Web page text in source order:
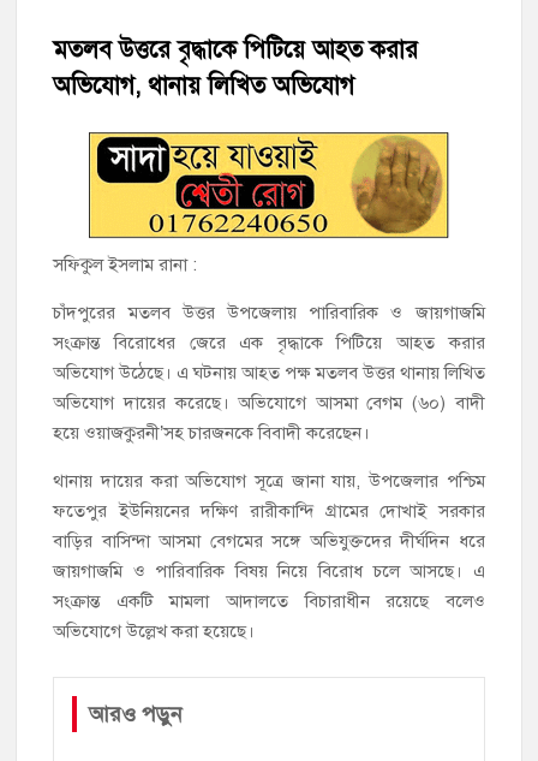
‘জনগণের ভোটে নির্বাচিত হয়ে ফরিদগঞ্জের উন্নয়নে কাজ করছি’ :
আলহাজ্ব এমএ হান্নান এমপি
নৌ পুলিশ ফাঁড়ির নাকের ডগায় কারেন্ট জালের দাপট, মতলবে প্রকাশ্যে
নিষিদ্ধ জাল মেরামত ও মাছ শিকার
‘জনগণের হাতে রাষ্ট্রের মালিকানা ফিরিয়ে দিতে বিএনপি সরকার
অঙ্গীকারাবদ্ধ’
মতলব উত্তরে সোনালী লাইফ ইন্সুইরেন্স কোম্পানী লিমিটেডের মরণোত্তর
চেক বিতরণ
হাজীগঞ্জ ডিগ্রি কলেজ গভীর শ্রদ্ধার সঙ্গে জুলাই গণঅভ্যুত্থানের সকল
শহীদকে স্মরণ
হাজীগঞ্জের যুবধারা সমবায় ক্ষুদ্রঋণ পুনরায় চালু করে মানুষের আমানতের
টাকা পরিশোধ করা হবে
মতলব উত্তরে বৃদ্ধাকে পিটিয়ে আহত করার
অভিযোগ, থানায় লিখিত অভিযোগ
সফিকুল ইসলাম রানা :
চাঁদপুরের মতলব উত্তর উপজেলায় পারিবারিক ও জায়গাজমি
সংক্রান্ত বিরোধের জেরে এক বৃদ্ধাকে পিটিয়ে আহত করার
অভিযোগ উঠেছে। এ ঘটনায় আহত পক্ষ মতলব উত্তর থানায় লিখিত
অভিযোগ দায়ের করেছে। অভিযোগে আসমা বেগম (৬০) বাদী
হয়ে ওয়াজকুরনী’সহ চারজনকে বিবাদী করেছেন।
থানায় দায়ের করা অভিযোগ সূত্রে জানা যায়, উপজেলার পশ্চিম
ফতেপুর ইউনিয়নের দক্ষিণ রারীকান্দি গ্রামের দোখাই সরকার
বাড়ির বাসিন্দা আসমা বেগমের সঙ্গে অভিযুক্তদের দীর্ঘদিন ধরে
জায়গাজমি ও পারিবারিক বিষয় নিয়ে বিরোধ চলে আসছে। এ
সংক্রান্ত একটি মামলা আদালতে বিচারাধীন রয়েছে বলেও
অভিযোগে উল্লেখ করা হয়েছে।
আরও পড়ুন